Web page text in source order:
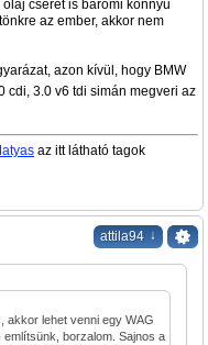
cserét is baromi könnyű
az ember, akkor nem
azon kívül, hogy BMW
cdi, 3.0 v6 tdi simán megveri az
az itt látható tagok
attila94 ↓
akkor lehet venni egy WAG
borzalom. Sajnos a